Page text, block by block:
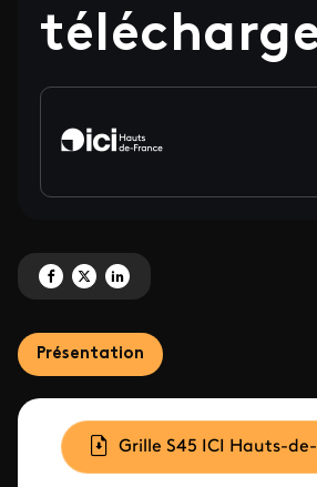
Partagez 'Les programmes à télécharger' sur
Partagez 'Les programmes à télécharger'
Partagez 'Les programmes à
Présentation
Document
Grille S45 ICI Hauts-